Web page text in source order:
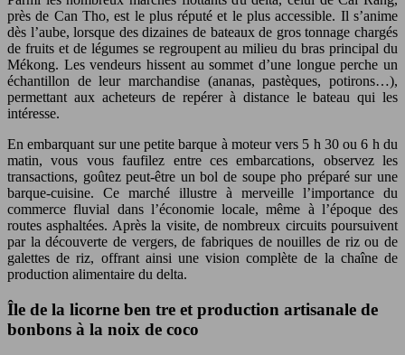
près de Can Tho, est le plus réputé et le plus accessible. Il s’anime
dès l’aube, lorsque des dizaines de bateaux de gros tonnage chargés
de fruits et de légumes se regroupent au milieu du bras principal du
Mékong. Les vendeurs hissent au sommet d’une longue perche un
échantillon de leur marchandise (ananas, pastèques, potirons…),
permettant aux acheteurs de repérer à distance le bateau qui les
intéresse.
En embarquant sur une petite barque à moteur vers 5 h 30 ou 6 h du
matin, vous vous faufilez entre ces embarcations, observez les
transactions, goûtez peut-être un bol de soupe pho préparé sur une
barque-cuisine. Ce marché illustre à merveille l’importance du
commerce fluvial dans l’économie locale, même à l’époque des
routes asphaltées. Après la visite, de nombreux circuits poursuivent
par la découverte de vergers, de fabriques de nouilles de riz ou de
galettes de riz, offrant ainsi une vision complète de la chaîne de
production alimentaire du delta.
Île de la licorne ben tre et production artisanale de
bonbons à la noix de coco